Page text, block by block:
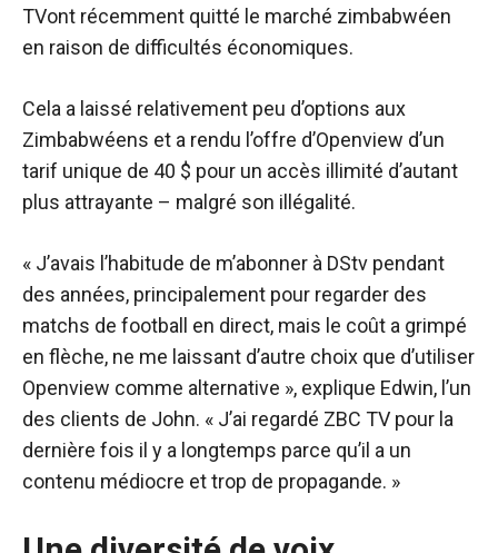
TVont récemment quitté le marché zimbabwéen
en raison de difficultés économiques.
Cela a laissé relativement peu d’options aux
Zimbabwéens et a rendu l’offre d’Openview d’un
tarif unique de 40 $ pour un accès illimité d’autant
plus attrayante – malgré son illégalité.
« J’avais l’habitude de m’abonner à DStv pendant
des années, principalement pour regarder des
matchs de football en direct, mais le coût a grimpé
en flèche, ne me laissant d’autre choix que d’utiliser
Openview comme alternative », explique Edwin, l’un
des clients de John. « J’ai regardé ZBC TV pour la
dernière fois il y a longtemps parce qu’il a un
contenu médiocre et trop de propagande. »